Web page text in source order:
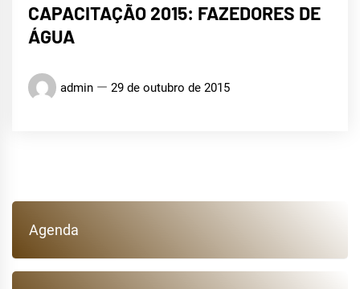
CAPACITAÇÃO 2015: FAZEDORES DE
ÁGUA
admin 29 de outubro de 2015
Agenda